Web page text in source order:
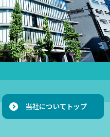
当社についてトップ